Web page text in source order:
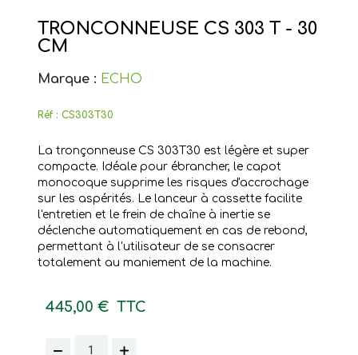
TRONCONNEUSE CS 303 T - 30
CM
Marque : ECHO
Réf : CS303T30
La tronçonneuse CS 303T30 est légère et super
compacte. Idéale pour ébrancher, le capot
monocoque supprime les risques d'accrochage
sur les aspérités. Le lanceur à cassette facilite
l'entretien et le frein de chaîne à inertie se
déclenche automatiquement en cas de rebond,
permettant à l'utilisateur de se consacrer
totalement au maniement de la machine.
445,00 € TTC